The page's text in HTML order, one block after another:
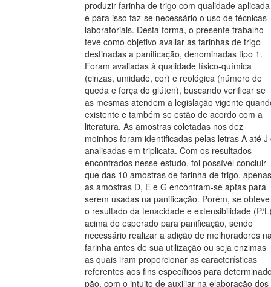
produzir farinha de trigo com qualidade aplicada
e para isso faz-se necessário o uso de técnicas
laboratoriais. Desta forma, o presente trabalho
teve como objetivo avaliar as farinhas de trigo
destinadas a panificação, denominadas tipo 1.
Foram avaliadas à qualidade físico-química
(cinzas, umidade, cor) e reológica (número de
queda e força do glúten), buscando verificar se
as mesmas atendem a legislação vigente
existente e também se estão de acordo com a
literatura. As amostras coletadas nos dez
moinhos foram identificadas pelas letras A até J
analisadas em triplicata. Com os resultados
encontrados nesse estudo, foi possível concluir
que das 10 amostras de farinha de trigo, apenas
as amostras D, E e G encontram-se aptas para
serem usadas na panificação. Porém, se obteve
o resultado da tenacidade e extensibilidade (P/
acima do esperado para panificação, sendo
necessário realizar a adição de melhoradores
farinha antes de sua utilização ou seja enzimas
as quais iram proporcionar as características
referentes aos fins específicos para
pão, com o intuito de auxiliar na elaboração dos